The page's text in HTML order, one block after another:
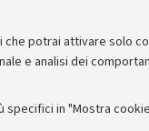
potrai attivare solo
e analisi dei
in "Mostra